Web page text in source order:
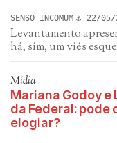
SENSO INCOMUM 22/05/
Levantamento
há, sim, um viés
Mídia
Mariana Godoy e
da Federal: pode
elogiar?